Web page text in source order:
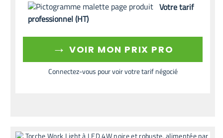
Votre tarif
professionnel (HT)
→ VOIR MON PRIX PRO
Connectez-vous pour voir votre tarif négocié